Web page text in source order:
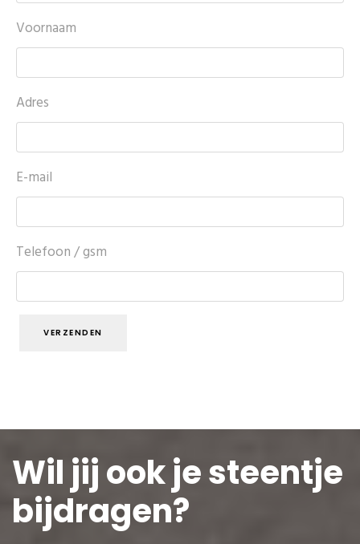
Voornaam
Adres
E-mail
Telefoon / gsm
VERZENDEN
Wil jij ook je steentje
bijdragen?